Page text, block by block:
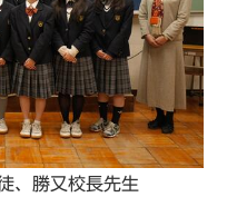
、勝又校長先生